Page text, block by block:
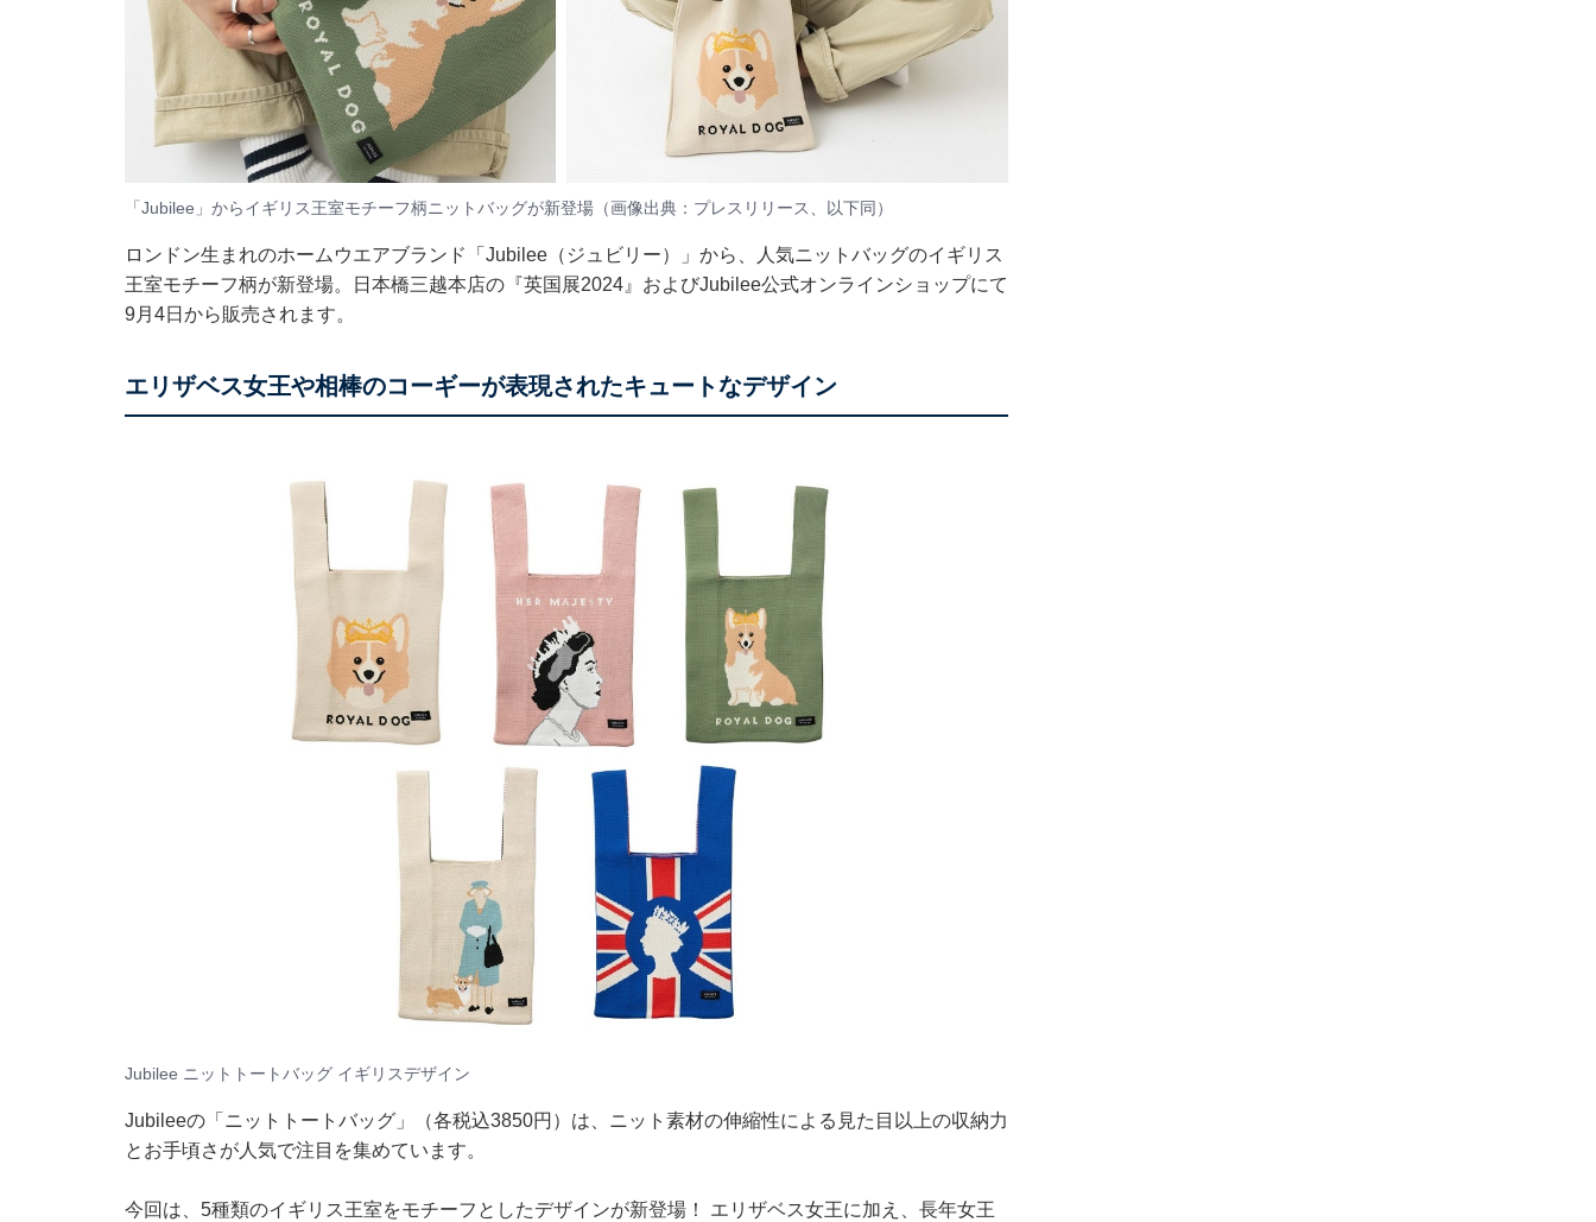
「Jubilee」からイギリス王室モチーフ柄ニットバッグが新登場（画像出典：プレスリリース、以下同）
ロンドン生まれのホームウエアブランド「Jubilee（ジュビリー）」から、人気ニットバッグのイギリス
王室モチーフ柄が新登場。日本橋三越本店の『英国展2024』およびJubilee公式オンラインショップにて
9月4日から販売されます。
エリザベス女王や相棒のコーギーが表現されたキュートなデザイン
Jubilee ニットトートバッグ イギリスデザイン
Jubileeの「ニットトートバッグ」（各税込3850円）は、ニット素材の伸縮性による見た目以上の収納力
とお手頃さが人気で注目を集めています。
今回は、5種類のイギリス王室をモチーフとしたデザインが新登場！ エリザベス女王に加え、長年女王